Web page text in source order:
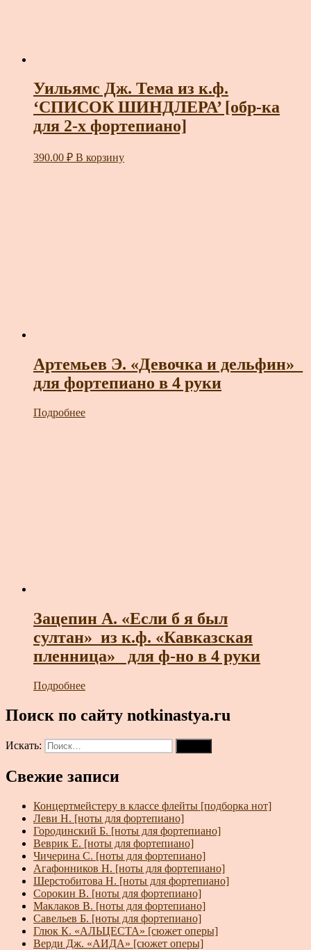
Уильямс Дж. Тема из к.ф.
‘СПИСОК ШИНДЛЕРА’ [обр-ка
для 2-х фортепиано]
390.00 ₽ В корзину
Артемьев Э. «Девочка и дельфин»_
для фортепиано в 4 руки
Подробнее
Зацепин А. «Если б я был
султан»_из к.ф. «Кавказская
пленница»_ для ф-но в 4 руки
Подробнее
Поиск по сайту notkinastya.ru
Искать:
Свежие записи
Концертмейстеру в классе флейты [подборка нот]
Леви Н. [ноты для фортепиано]
Городинский Б. [ноты для фортепиано]
Веврик Е. [ноты для фортепиано]
Чичерина С. [ноты для фортепиано]
Агафонников Н. [ноты для фортепиано]
Шерстобитова Н. [ноты для фортепиано]
Сорокин В. [ноты для фортепиано]
Маклаков В. [ноты для фортепиано]
Савельев Б. [ноты для фортепиано]
Глюк К. «АЛЬЦЕСТА» [сюжет оперы]
Верди Дж. «АИДА» [сюжет оперы]